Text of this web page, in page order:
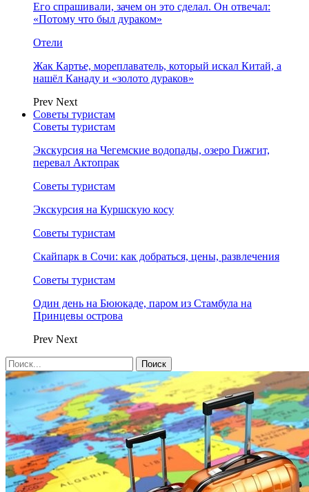
Его спрашивали, зачем он это сделал. Он отвечал:
«Потому что был дураком»
Отели
Жак Картье, мореплаватель, который искал Китай, а
нашёл Канаду и «золото дураков»
Prev Next
Советы туристам
Советы туристам
Экскурсия на Чегемские водопады, озеро Гижгит,
перевал Актопрак
Советы туристам
Экскурсия на Куршскую косу
Советы туристам
Скайпарк в Сочи: как добраться, цены, развлечения
Советы туристам
Один день на Бююкаде, паром из Стамбула на
Принцевы острова
Prev Next